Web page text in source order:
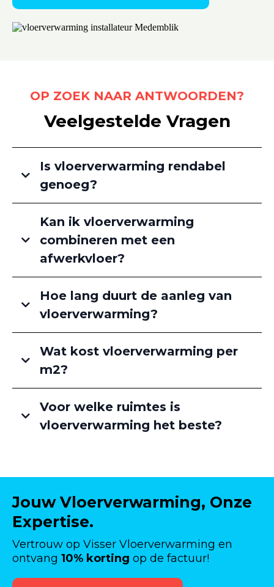
OP ZOEK NAAR ANTWOORDEN?
Veelgestelde Vragen
Is vloerverwarming rendabel
genoeg?
Kan ik vloerverwarming
combineren met een
afwerkvloer?
Hoe lang duurt de aanleg van
vloerverwarming?
Wat kost vloerverwarming per
m2?
Voor welke ruimtes is
vloerverwarming het beste?
Jouw Vloerverwarming, Onze
Expertise.
Vertrouw op Visser Vloerverwarming en
ontvang 10% korting op de factuur!